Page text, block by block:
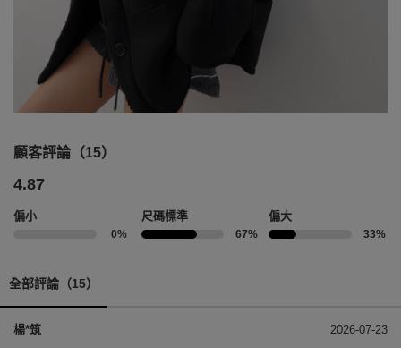
顧客評論（15）
4.87
偏小
0%
尺碼標準
67%
偏大
33%
全部評論（15）
楊*筑 2026-07-23